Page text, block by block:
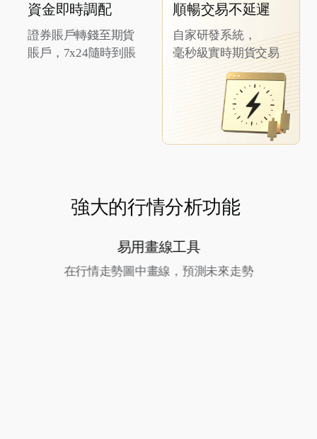
資金即時調配
證券賬戶轉錢至期貨
賬戶，7x24隨時到賬
順暢交易不延遲
自家研發系統，
毫秒級實時期貨交易
強大的行情分析功能
易用畫線工具
在行情走勢圖中畫線，預測未來走勢